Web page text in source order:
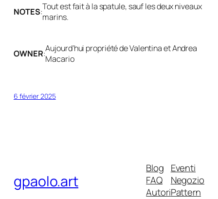
NOTES:Tout est fait à la spatule, sauf les deux niveaux
marins.
OWNER:Aujourd’hui propriété de Valentina et Andrea
Macario
6 février 2025
gpaolo.art
Blog
FAQ
Autori
Eventi
Negozio
Pattern